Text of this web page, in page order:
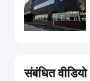
संबंधित वीडियो